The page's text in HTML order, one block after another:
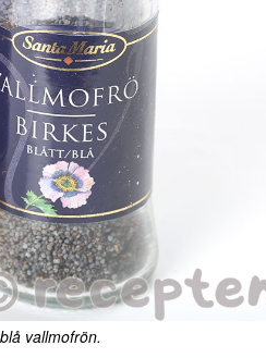
vallmofrön.